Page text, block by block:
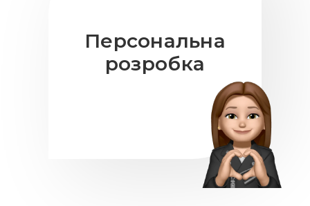
Персональна
розробка